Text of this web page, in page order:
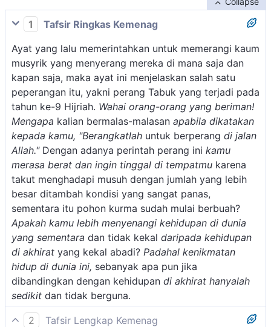
1
Tafsir Ringkas Kemenag
Ayat yang lalu memerintahkan untuk memerangi kaum
musyrik yang menyerang mereka di mana saja dan
kapan saja, maka ayat ini menjelaskan salah satu
peperangan itu, yakni perang Tabuk yang terjadi pada
tahun ke-9 Hijriah. Wahai orang-orang yang beriman!
Mengapa kalian bermalas-malasan apabila dikatakan
kepada kamu, "Berangkatlah untuk berperang di jalan
Allah."Dengan adanya perintah perang ini kamu
merasa berat dan ingin tinggal di tempatmu karena
takut menghadapi musuh dengan jumlah yang lebih
besar ditambah kondisi yang sangat panas,
sementara itu pohon kurma sudah mulai berbuah?
Apakah kamu lebih menyenangi kehidupan di dunia
yang sementara dan tidak kekal daripada kehidupan
di akhirat yang kekal abadi? Padahal kenikmatan
hidup di dunia ini, sebanyak apa pun jika
dibandingkan dengan kehidupan di akhirat hanyalah
sedikit dan tidak berguna.
2
Tafsir Lengkap Kemenag